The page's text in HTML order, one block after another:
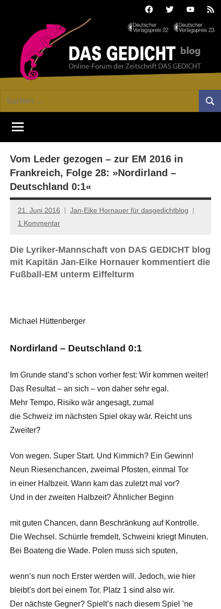
FacebookTwitterYoutube
GEDICHT
blog
Forum
von
DAS
Lyrik,
Essay
Suchen
Vom Leder gezogen – zur EM 2016 in
Frankreich, Folge 28: »Nordirland –
Deutschland 0:1«
21. Juni 2016
Jan-Eike Hornauer für dasgedichtblog
1 Kommentar
Die Lyriker-Mannschaft von DAS GEDICHT blog
mit Kapitän Jan-Eike Hornauer kommentiert die
Fußball-EM unterm Eiffelturm
Michael Hüttenberger
Nordirland – Deutschland 0:1
Im Grunde stand’s schon vorher fest: Wir kommen weiter!
Das Resultat – an sich – von daher sehr egal.
Mehr Tempo, Risiko wär angesagt, zumal
die Schweiz im nächsten Spiel okay wär. Reicht uns
Zweiter?
Von wegen. Super Start. Und Kimmich? Ein Gewinn!
Neun Riesenchancen, zweimal Pfosten, einmal Tor
in einer Halbzeit. Wann kam das zuletzt mal vor?
Und in der zweiten Halbzeit? Ähnlicher Beginn
mit guten Chancen, dann Beschränkung auf Kontrolle.
Die Wechsel. Schürrle fremdelt, Schweini kriegt Minuten.
Bei Boateng die Wade. Polen muss sich sputen,
wenn’s nun noch Erster werden will. Jedoch, wie hier
bleibt’s dort bei einem Tor. Platz 1 sind also wir.
Der nächste Gegner? Spielt’s nach diesem Spiel ’ne